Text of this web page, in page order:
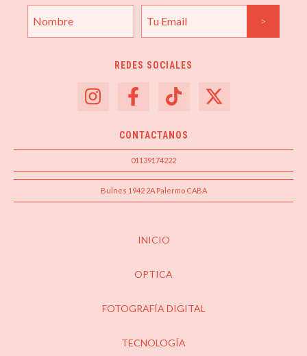
REDES SOCIALES
CONTACTANOS
01139174222
Bulnes 1942 2A Palermo CABA
INICIO
OPTICA
FOTOGRAFÍA DIGITAL
TECNOLOGÍA